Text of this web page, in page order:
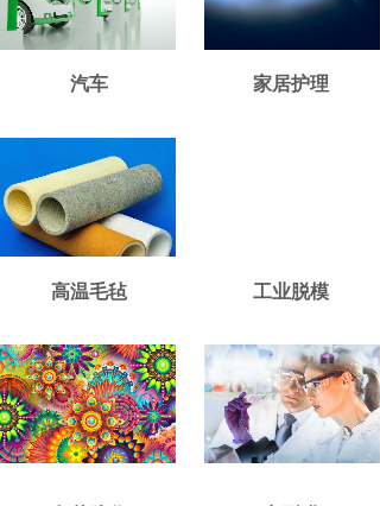
家居护理
汽车
高温毛毡 工业脱模